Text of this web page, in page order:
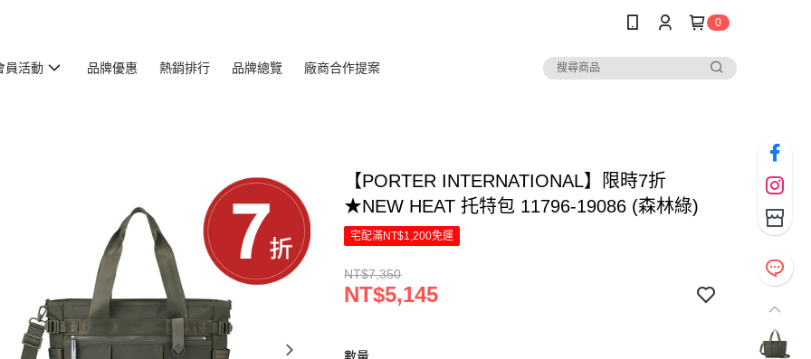
0
員活動 品牌優惠 熱銷排行 品牌總覽 廠商合作提案
【PORTER INTERNATIONAL】限時7折
★NEW HEAT 托特包 11796-19086 (森林綠)
宅配滿NT$1,200免運
NT$7,350
NT$5,145